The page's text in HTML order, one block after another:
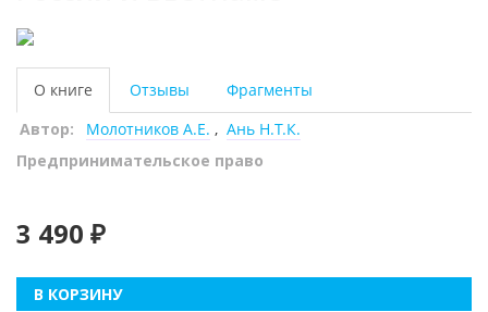
О книге Отзывы
Фрагменты
Автор:
Молотников А.Е. , Ань Н.Т.К.
Предпринимательское право
3 490 ₽
В КОРЗИНУ